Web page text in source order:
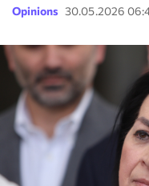
Opinions 30.05.2026